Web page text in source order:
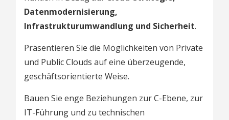
Datenmodernisierung,
Infrastrukturumwandlung und Sicherheit.
Präsentieren Sie die Möglichkeiten von Private
und Public Clouds auf eine überzeugende,
geschäftsorientierte Weise.
Bauen Sie enge Beziehungen zur C-Ebene, zur
IT-Führung und zu technischen